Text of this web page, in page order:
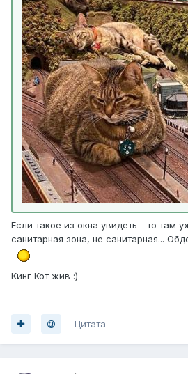
Если такое из окна увидеть - то там
санитарная зона, не санитарная...
Кинг Кот жив :)
Цитата